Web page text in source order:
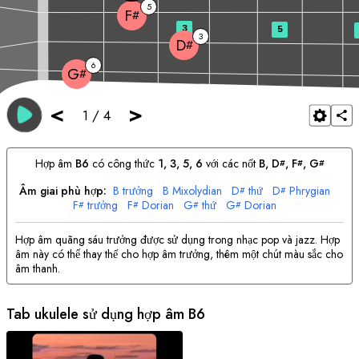
< 1 / 4 >
G# 6
D# 3
F# 5
3 5
Hợp âm B6 có công thức 1, 3, 5, 6 với các nốt B, D#, F#, G#
Âm giai phù hợp: B trưởng B Mixolydian D# thứ D# Phrygian
F# trưởng F# Dorian G# thứ G# Dorian
Hợp âm quãng sáu trưởng được sử dụng trong nhạc pop và jazz. Hợp
âm này có thể thay thế cho hợp âm trưởng, thêm một chút màu sắc cho
âm thanh.
Tab ukulele sử dụng hợp âm B6